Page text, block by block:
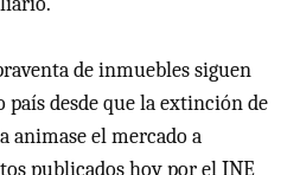
de inmuebles siguen
desde que la extinción de
animase el mercado a
publicados hoy por el INE